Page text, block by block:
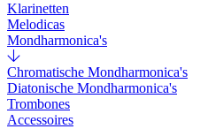
Klarinetten
Melodicas
Mondharmonica's
Chromatische Mondharmonica's
Diatonische Mondharmonica's
Trombones
Accessoires